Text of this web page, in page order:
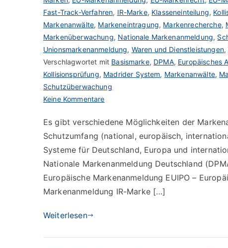
Fast-Track-Verfahren, IR-Marke, Klasseneinteilung,
Markenanwälte, Markeneintragung, Markenrecherche,
Markenüberwachung, Nationale Markenanmeldung,
Unionsmarkenanmeldung, Waren und Dienstleistungen,
Verschlagwortet mit Basismarke, DPMA, Europäisches
Kollisionsprüfung, Madrider System, Markenanwälte,
Schutzüberwachung
Keine Kommentarezu
verschiedenen
Möglichkeiten
der
Markenanmeldung
Es gibt verschiedene Möglichkeiten der
Schutzumfang (national, europäisch,
Systeme für Deutschland, Europa und
Nationale Markenanmeldung Deutschland
Europäische Markenanmeldung EUIPO –
Markenanmeldung IR-Marke […]
Weiterlesen